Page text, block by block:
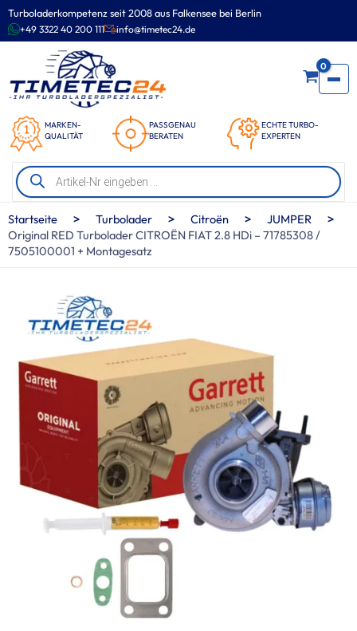
Turboladerkompetenz seit 2008 aus Falkensee bei Berlin
+49 3322 40 200 111 info@timetec24.de
MARKEN-
QUALITÄT
PASSGENAU
BERATEN
ECHTE TURBO-
EXPERTEN
0
Products
search
Zum
Inhalt
springen
Startseite > Turbolader > Citroën > JUMPER >
Original RED Turbolader CITROËN FIAT 2.8 HDi – 71785308 /
7505100001 + Montagesatz